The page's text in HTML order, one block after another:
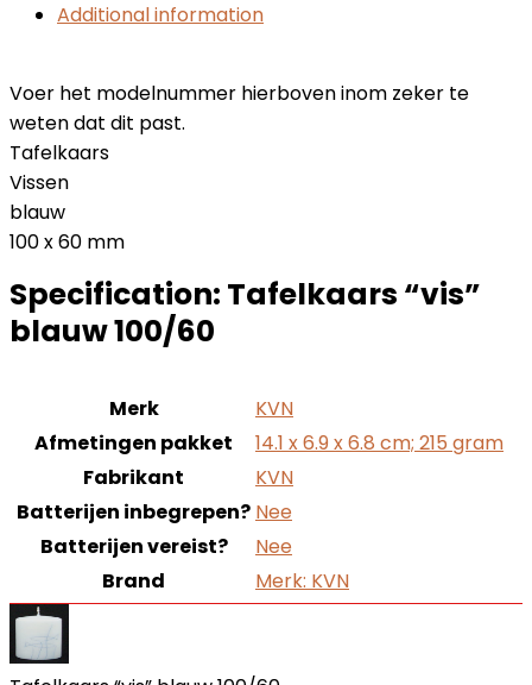
Additional information
Voer het modelnummer hierboven inom zeker te
weten dat dit past.
Tafelkaars
Vissen
blauw
100 x 60 mm
Specification: Tafelkaars “vis”
blauw 100/60
Merk
‎KVN
Afmetingen pakket
‎14.1 x 6.9 x 6.8 cm; 215 gram
Fabrikant
‎KVN
Batterijen inbegrepen? ‎Nee
Batterijen vereist?
‎Nee
Brand
Merk: KVN